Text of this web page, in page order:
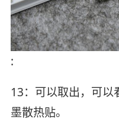
:
13：可以取出，可以
墨散热贴。